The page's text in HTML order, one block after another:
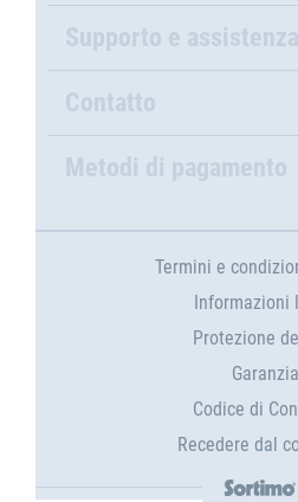
Supporto e
Contatto
Metodi di pagamento
Termini e
Informazioni
Protezione
Garanzia
Codice di
Recedere dal